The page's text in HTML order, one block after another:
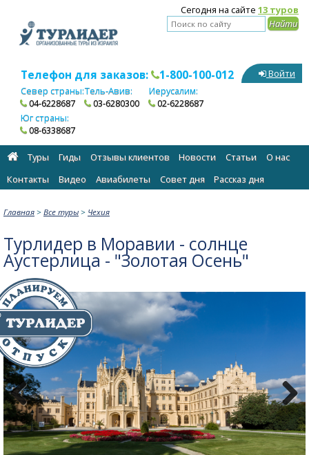
Сегодня на сайте 13 туров
Телефон для заказов: 1-800-100-012
Север страны:
04-6228687
Тель-Авив:
03-6280300
Иерусалим:
02-6228687
Юг страны:
08-6338687
Войти
Туры Гиды Отзывы клиентов Новости Статьи
О нас
Контакты
Видео Авиабилеты Cовет дня Рассказ дня
Главная > Все туры > Чехия
Турлидер в Моравии - солнце
Аустерлица - "Золотая Осень"
Previous Next